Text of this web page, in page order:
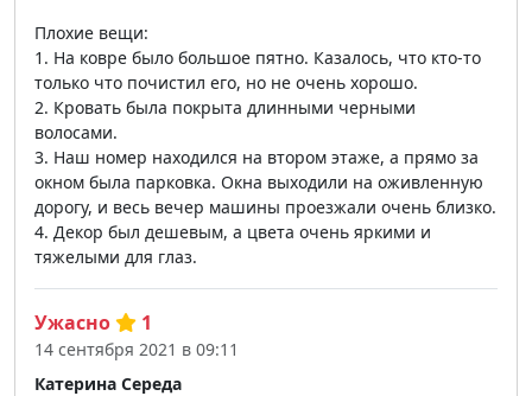
Плохие вещи:
1. На ковре было большое пятно. Казалось, что кто-то
только что почистил его, но не очень хорошо.
2. Кровать была покрыта длинными черными
волосами.
3. Наш номер находился на втором этаже, а прямо за
окном была парковка. Окна выходили на оживленную
дорогу, и весь вечер машины проезжали очень близко.
4. Декор был дешевым, а цвета очень яркими и
тяжелыми для глаз.
Катерина Середа
Ужасно 1
14 сентября 2021 в 09:11